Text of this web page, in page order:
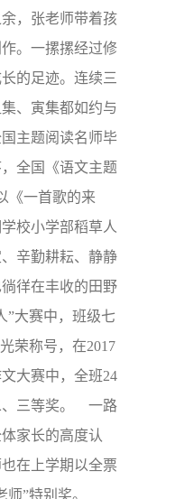
，张老师带着孩
。一摞摞经过修
的足迹。连续三
、寅集都如约与
主题阅读名师毕
全国《语文主题
《一首歌的来
校小学部稻草人
辛勤耕耘、静静
徉在丰收的田野
大赛中，班级七
荣称号，在2017
大赛中，全班24
、三等奖。 一路
家长的高度认
在上学期以全票
”特别奖。